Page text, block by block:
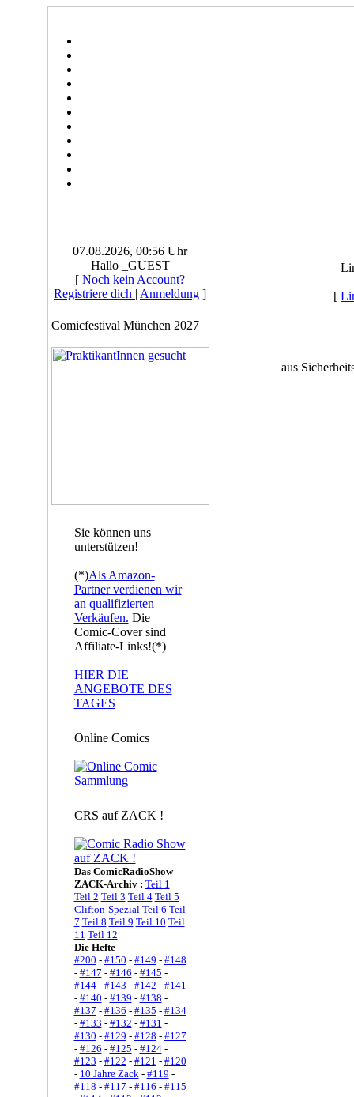
07.08.2026, 00:56 Uhr
Hallo _GUEST
[ Noch kein Account?
Registriere dich | Anmeldung ]
Comicfestival München 2027
Sie können uns
unterstützen!
(*)Als Amazon-
Partner verdienen wir
an qualifizierten
Verkäufen. Die
Comic-Cover sind
Affiliate-Links!(*)
HIER DIE
ANGEBOTE DES
TAGES
Online Comics
CRS auf ZACK !
Das ComicRadioShow
ZACK-Archiv : Teil 1
Teil 2 Teil 3 Teil 4 Teil 5
Clifton-Spezial Teil 6 Teil
7 Teil 8 Teil 9 Teil 10 Teil
11 Teil 12
Die Hefte
#200 - #150 - #149 - #148
- #147 - #146 - #145 -
#144- #143 - #142 - #141
- #140 - #139 - #138 -
#137 - #136 - #135 - #134
- #133 - #132 - #131 -
#130 - #129 - #128 - #127
- #126 - #125 - #124-
#123 - #122 - #121 - #120
- 10 Jahre Zack- #119 -
#118 - #117 - #116 - #115
[
aus